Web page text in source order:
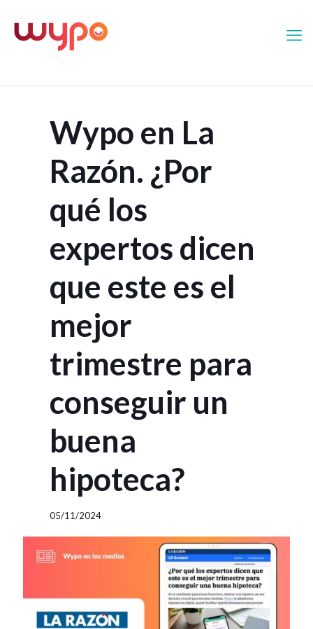
Wypo en La
Razón. ¿Por
qué los
expertos dicen
que este es el
mejor
trimestre para
conseguir un
buena
hipoteca?
05/11/2024